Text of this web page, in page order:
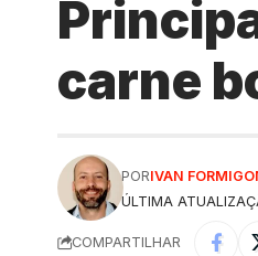
carne
ÚLTIMA
PORIVAN
COMPARTILHAR